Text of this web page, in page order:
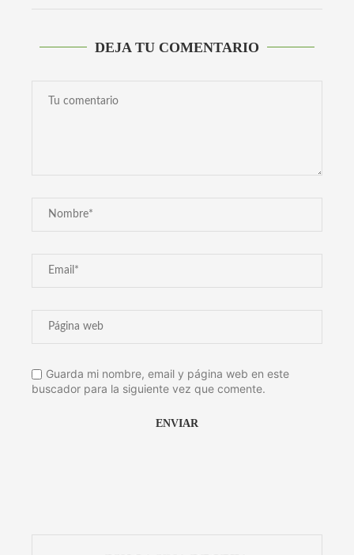
DEJA TU COMENTARIO
Guarda mi nombre, email y página web en este
buscador para la siguiente vez que comente.